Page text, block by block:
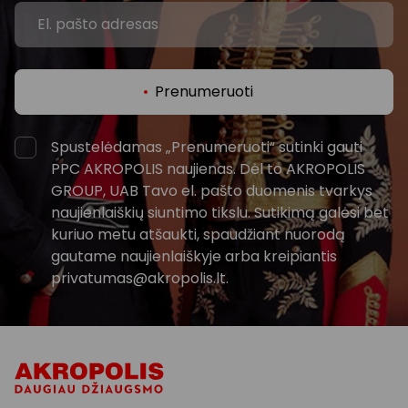
Prenumeruoti
Spustelėdamas „Prenumeruoti“ sutinki gauti
PPC AKROPOLIS naujienas. Dėl to AKROPOLIS
GROUP, UAB Tavo el. pašto duomenis tvarkys
naujienlaiškių siuntimo tikslu. Sutikimą galėsi bet
kuriuo metu atšaukti, spaudžiant nuorodą
gautame naujienlaiškyje arba kreipiantis
privatumas@akropolis.lt.